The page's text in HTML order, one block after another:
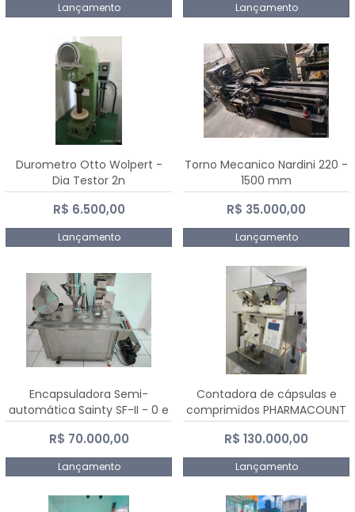
Lançamento Lançamento
Durometro Otto Wolpert -
Dia Testor 2n
R$ 6.500,00
Lançamento
Torno Mecanico Nardini 220 -
1500 mm
R$ 35.000,00
Lançamento
Encapsuladora Semi-
automática Sainty SF-II - 0 e
00
R$ 70.000,00
Lançamento
Contadora de cápsulas e
comprimidos PHARMACOUNT
- 2-2R3
R$ 130.000,00
Lançamento